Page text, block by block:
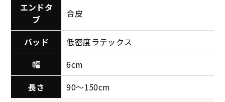
エンドタ
ブ
合皮
パッド
低密度ラテックス
幅
6cm
長さ
90～150cm